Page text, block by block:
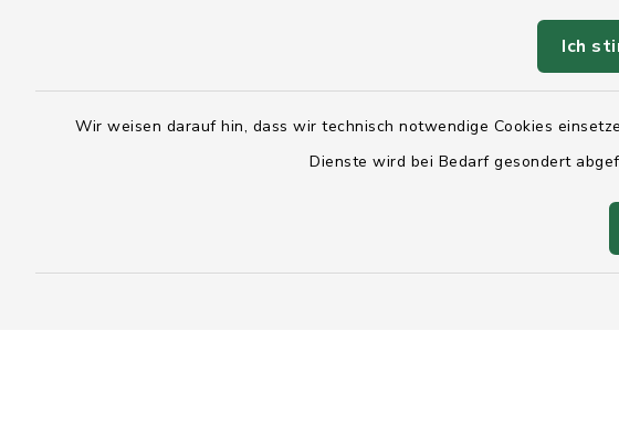
Ich
Wir weisen darauf hin, dass wir technisch notwendige Cookies
Dienste wird bei Bedarf gesondert